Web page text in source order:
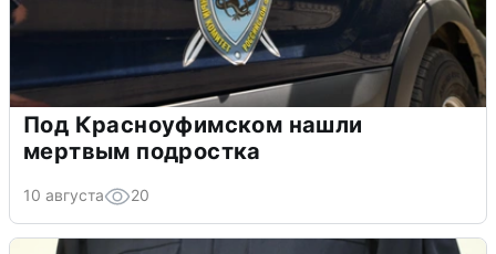
Под Красноуфимском нашли
мертвым подростка
10 августа 20